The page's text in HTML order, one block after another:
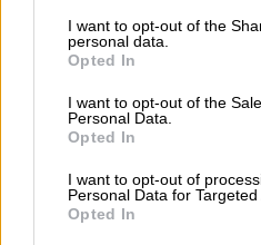
not limited to your visit or
grant or deny consent to
use your data for below
consent section.
I want to opt-out of the
personal data.
Opted In
I want to opt-out of the
Personal Data.
Opted In
I want to opt-out of
Personal Data for Targeted
Opted In